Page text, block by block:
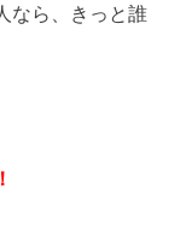
なら、きっと誰